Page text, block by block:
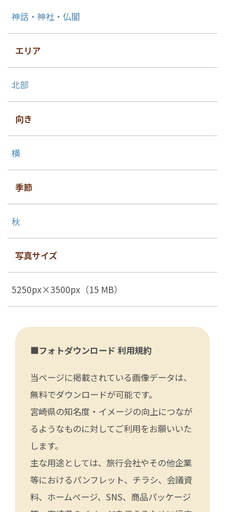
神話・神社・仏閣
エリア
北部
向き
横
季節
秋
写真サイズ
5250px×3500px（15 MB）
■フォトダウンロード 利用規約
当ページに掲載されている画像データは、
無料でダウンロードが可能です。
宮崎県の知名度・イメージの向上につなが
るようなものに対してご利用をお願いいた
します。
主な用途としては、旅行会社やその他企業
等におけるパンフレット、チラシ、会議資
料、ホームページ、SNS、商品パッケージ